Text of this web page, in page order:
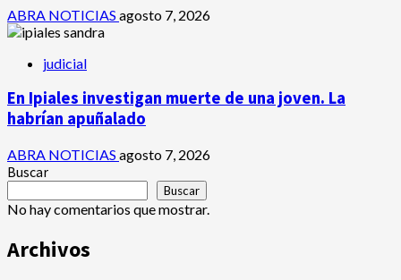
ABRA NOTICIAS agosto 7, 2026
judicial
En Ipiales investigan muerte de una joven. La
habrían apuñalado
ABRA NOTICIAS agosto 7, 2026
Buscar
Buscar
No hay comentarios que mostrar.
Archivos